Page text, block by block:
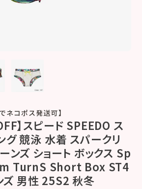
ネコポス発送可】
】スピード SPEEDO ス
グ 競泳 水着 スパークリ
ンズ ショート ボックス Sp
TurnS Short Box ST4
男性 25S2 秋冬